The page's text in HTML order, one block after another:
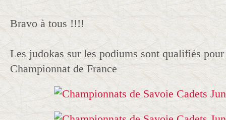
Bravo à tous !!!!
Les judokas sur les podiums sont qualifiés
Championnat de France